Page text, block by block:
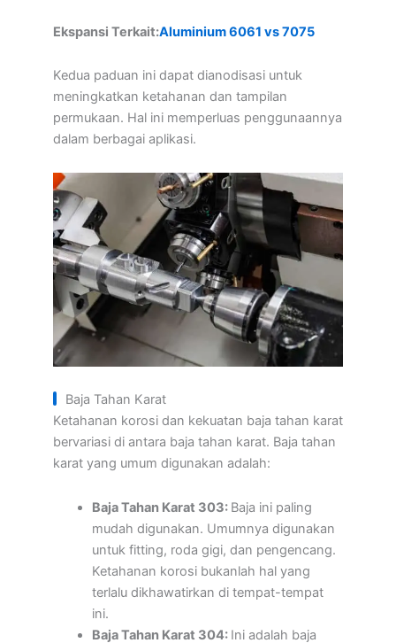
Ekspansi Terkait:Aluminium 6061 vs 7075
Kedua paduan ini dapat dianodisasi untuk
meningkatkan ketahanan dan tampilan
permukaan. Hal ini memperluas penggunaannya
dalam berbagai aplikasi.
Baja Tahan Karat
Ketahanan korosi dan kekuatan baja tahan karat
bervariasi di antara baja tahan karat. Baja tahan
karat yang umum digunakan adalah:
Baja Tahan Karat 303: Baja ini paling
mudah digunakan. Umumnya digunakan
untuk fitting, roda gigi, dan pengencang.
Ketahanan korosi bukanlah hal yang
terlalu dikhawatirkan di tempat-tempat
ini.
Baja Tahan Karat 304: Ini adalah baja